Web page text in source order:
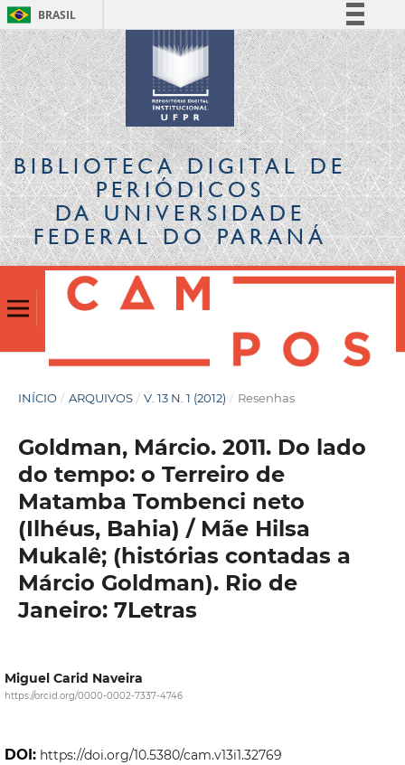
BRASIL
Simplifique!
Comunica BR
Participe
Acesso à informação
Legislação
Canais
BIBLIOTECA DIGITALDE
PERIÓDICOS
DA UNIVERSIDADE
FEDERAL DO PARANÁ
INÍCIO / ARQUIVOS / V. 13 N. 1 (2012) / Resenhas
Goldman, Márcio. 2011. Do lado
do tempo: o Terreiro de
Matamba Tombenci neto
(Ilhéus, Bahia) / Mãe Hilsa
Mukalê; (histórias contadas a
Márcio Goldman). Rio de
Janeiro: 7Letras
Miguel Carid Naveira
https://orcid.org/0000-0002-7337-4746
DOI: https://doi.org/10.5380/cam.v13i1.32769